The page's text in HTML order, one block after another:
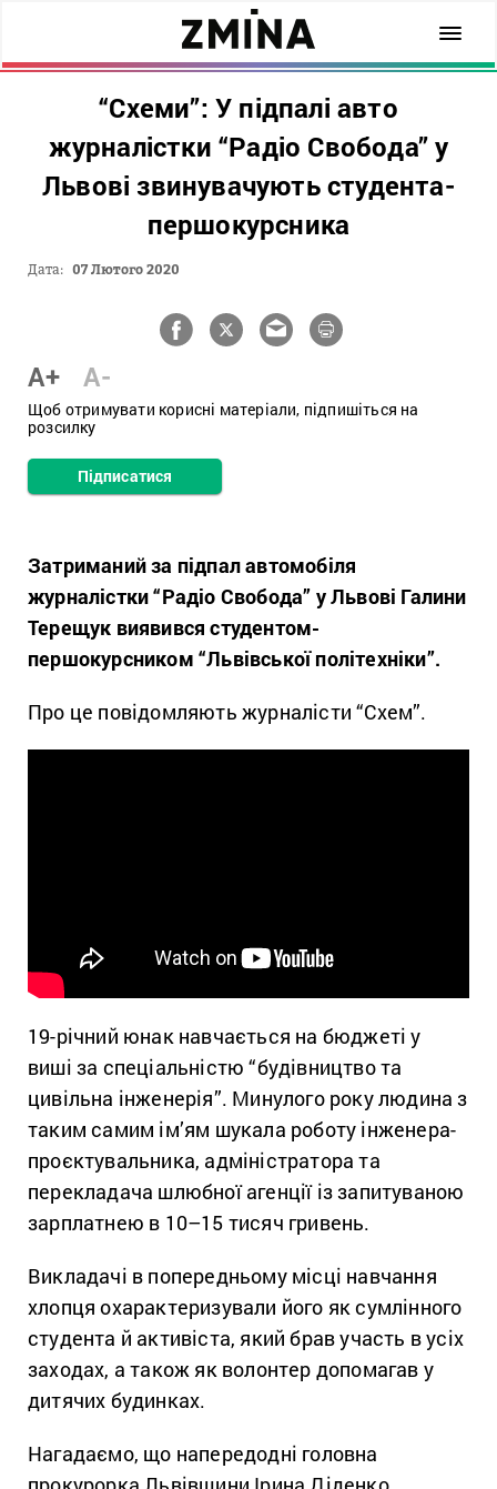
“Схеми”: У підпалі авто
журналістки “Радіо Свобода” у
Львові звинувачують студента-
першокурсника
Дата: 07 Лютого 2020
A+ A-
Щоб отримувати корисні матеріали, підпишіться на
розсилку
Підписатися
Затриманий за підпал автомобіля
журналістки “Радіо Свобода” у Львові Галини
Терещук виявився студентом-
першокурсником “Львівської політехніки”.
Про це повідомляють журналісти “Схем”.
19-річний юнак навчається на бюджеті у
виші за спеціальністю “будівництво та
цивільна інженерія”. Минулого року людина з
таким самим ім’ям шукала роботу інженера-
проєктувальника, адміністратора та
перекладача шлюбної агенції із запитуваною
зарплатнею в 10–15 тисяч гривень.
Викладачі в попередньому місці навчання
хлопця охарактеризували його як сумлінного
студента й активіста, який брав участь в усіх
заходах, а також як волонтер допомагав у
дитячих будинках.
Нагадаємо, що напередодні головна